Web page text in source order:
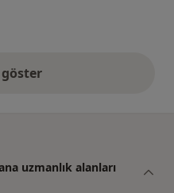
görüşler
uzmanlık alanları